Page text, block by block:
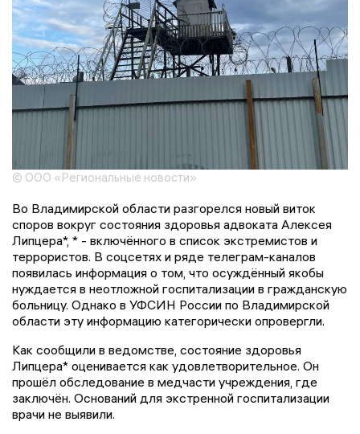
© ООО «Региональные новости»
Во Владимирской области разгорелся новый виток
споров вокруг состояния здоровья адвоката Алексея
Липцера*, * - включённого в список экстремистов и
террористов. В соцсетях и ряде телеграм-каналов
появилась информация о том, что осуждённый якобы
нуждается в неотложной госпитализации в гражданскую
больницу. Однако в УФСИН России по Владимирской
области эту информацию категорически опровергли.
Как сообщили в ведомстве, состояние здоровья
Липцера* оценивается как удовлетворительное. Он
прошёл обследование в медчасти учреждения, где
заключён. Оснований для экстренной госпитализации
врачи не выявили.